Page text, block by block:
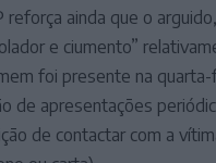
reforça ainda que o
e ciumento”
foi presente na
de apresentações
de contactar com a